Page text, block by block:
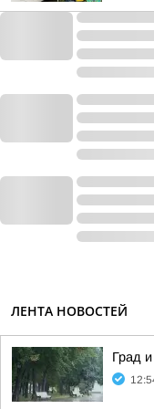
ЛЕНТА НОВОСТЕЙ
Град